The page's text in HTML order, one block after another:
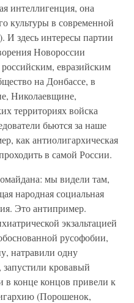
интеллигенция, она
культуры в современной
И здесь интересы партии
Новороссии
евразийским
на Донбассе, в
Николаевщине,
территориях войска
бьются за наше
как антиолигархическая
в самой России.
мы видели там,
народная социальная
Это антипример.
экзальтацией
русофобии,
натравили одну
кровавый
в конце концов привели к
(Порошенок,